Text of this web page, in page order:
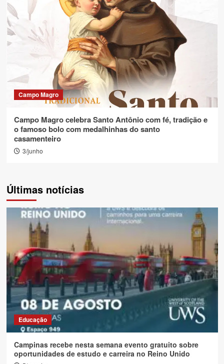
Campo Magro
Campo Magro celebra Santo Antônio com fé, tradição e
o famoso bolo com medalhinhas do santo
casamenteiro
3/junho
Últimas notícias
Educação
Campinas recebe nesta semana evento gratuito sobre
oportunidades de estudo e carreira no Reino Unido